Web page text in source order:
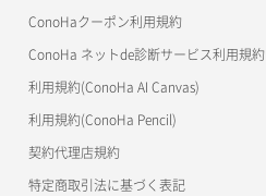
ConoHaクーポン利用規約
ConoHa ネットde診断サービス利用規約
利用規約(ConoHa AI Canvas)
利用規約(ConoHa Pencil)
契約代理店規約
特定商取引法に基づく表記